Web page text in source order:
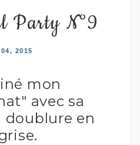
Party N°9
04, 2015
mon
avec sa
doublure en